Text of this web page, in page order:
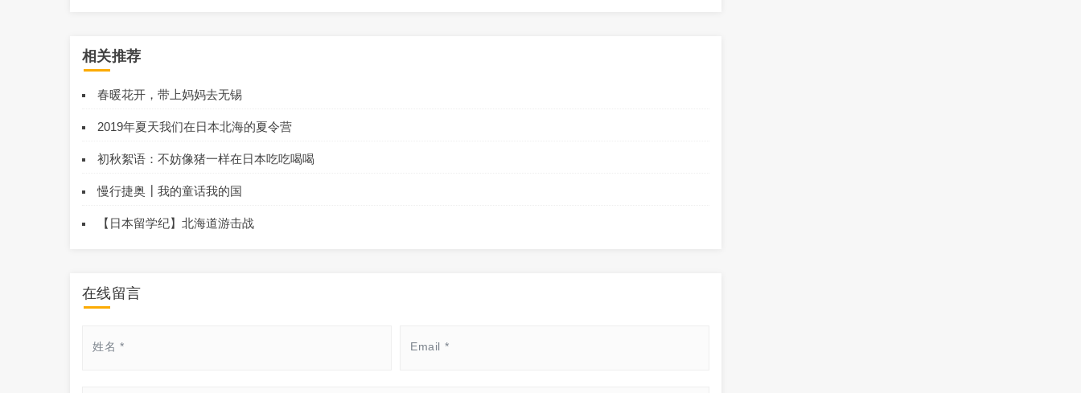
相关推荐
春暖花开，带上妈妈去无锡
2019年夏天我们在日本北海的夏令营
初秋絮语：不妨像猪一样在日本吃吃喝喝
慢行捷奥┃我的童话我的国
【日本留学纪】北海道游击战
在线留言